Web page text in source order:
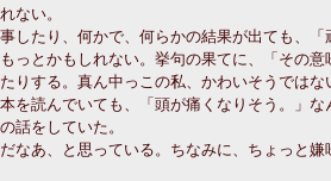
ない。
したり、何かで、何らかの結果が出ても、
っとかもしれない。挙句の果てに、「その
りする。真ん中っこの私、かわいそうではな
を読んでいても、「頭が痛くなりそう。」な
話をしていた。
なあ、と思っている。ちなみに、ちょっと